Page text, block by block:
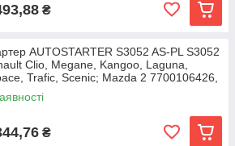
₴
AUTOSTARTER S3052 AS-PL S3052
Clio, Megane, Kangoo, Laguna,
Trafic, Scenic; Mazda 2 7700106426,
₴